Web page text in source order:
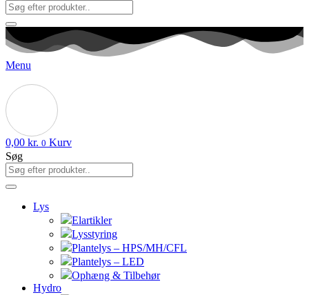
Menu
0,00 kr. 0 Kurv
Søg
Lys
Elartikler
Lysstyring
Plantelys – HPS/MH/CFL
Plantelys – LED
Ophæng & Tilbehør
Hydro